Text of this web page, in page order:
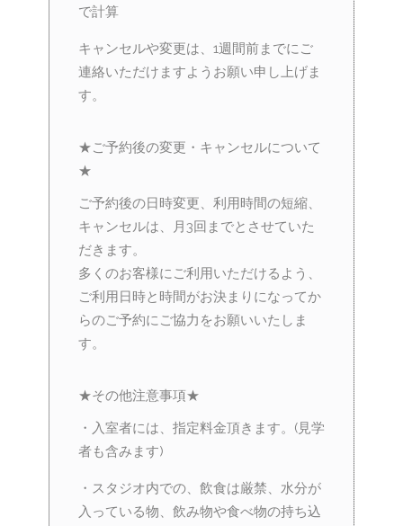
で計算
キャンセルや変更は、1週間前までにご
連絡いただけますようお願い申し上げま
す。
★ご予約後の変更・キャンセルについて
★
ご予約後の日時変更、利用時間の短縮、
キャンセルは、月3回までとさせていた
だきます。
多くのお客様にご利用いただけるよう、
ご利用日時と時間がお決まりになってか
らのご予約にご協力をお願いいたしま
す。
★その他注意事項★
・入室者には、指定料金頂きます。(見学
者も含みます)
・スタジオ内での、飲食は厳禁、水分が
入っている物、飲み物や食べ物の持ち込